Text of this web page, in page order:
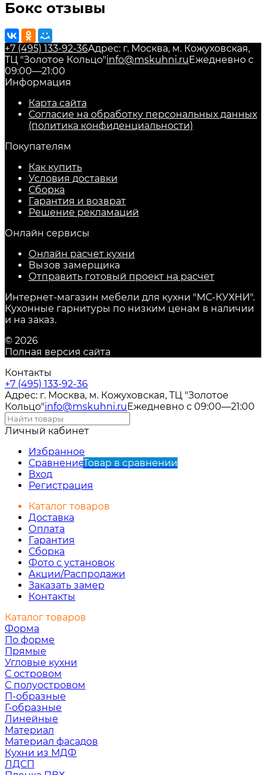
Бокс отзывы
+7 (495) 133-92-36Адрес: г. Москва, м. Кожуховская,
ТЦ "Золотое Кольцо"info@mskuhni.ru Ежедневно с
09:00—21:00
Информация
Карта сайта
Согласие на обработку персональных данных
(политика конфиденциальности)
Покупателям
Как купить
Условия доставки
Сборка
Гарантия и возврат
Решение рекламаций
Онлайн сервисы
Онлайн расчет кухни
Вызов замерщика
Отправить готовый проект на расчет
Интернет-магазин мебели для кухни "МС-КУХНИ".
Кухонные гарнитуры по низким ценам в наличии
и на заказ.
© 2026
Полная версия сайта
Контакты
+7 (495) 133-92-36
Адрес: г. Москва, м. Кожуховская, ТЦ "Золотое
Кольцо"info@mskuhni.ru Ежедневно с 09:00—21:00
Личный кабинет
Избранное
СравнениеТовар в сравнении
Вход
Регистрация
Каталог товаров
Доставка
Оплата
Гарантия
Сборка
Фото с установок
Акции/Распродажи
Заказать замер
Контакты
Каталог товаров
Форма
По форме
Прямые
Угловые кухни
С островом
С полуостровом
П-образные
Г-образные
Линейные
Материал
Материал фасадов
Кухни из МДФ
ЛДСП